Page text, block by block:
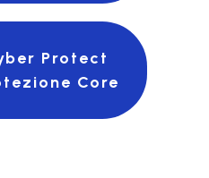
Protect
Core